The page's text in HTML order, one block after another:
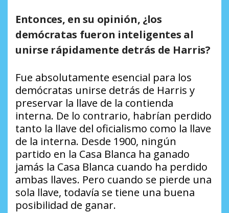
Entonces, en su opinión, ¿los
demócratas fueron inteligentes al
unirse rápidamente detrás de Harris?
Fue absolutamente esencial para los
demócratas unirse detrás de Harris y
preservar la llave de la contienda
interna. De lo contrario, habrían perdido
tanto la llave del oficialismo como la llave
de la interna. Desde 1900, ningún
partido en la Casa Blanca ha ganado
jamás la Casa Blanca cuando ha perdido
ambas llaves. Pero cuando se pierde una
sola llave, todavía se tiene una buena
posibilidad de ganar.